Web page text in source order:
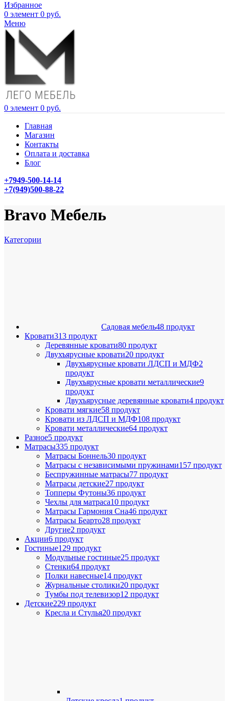
Избранное
0 элемент 0 руб.
Меню
0 элемент 0 руб.
Главная
Магазин
Контакты
Оплата и доставка
Блог
+7949-500-14-14
+7(949)500-88-22
Bravo Мебель
Категории
Садовая мебель48 продукт
Кровати313 продукт
Деревянные кровати80 продукт
Двухъярусные кровати20 продукт
Двухъярусные кровати ЛДСП и МДФ2
продукт
Двухъярусные кровати металлические9
продукт
Двухъярусные деревянные кровати4 продукт
Кровати мягкие58 продукт
Кровати из ЛДСП и МДФ108 продукт
Кровати металлические64 продукт
Разное5 продукт
Матрасы335 продукт
Матрасы Боннель30 продукт
Матрасы с независимыми пружинами157 продукт
Беспружинные матрасы77 продукт
Матрасы детские27 продукт
Топперы Футоны36 продукт
Чехлы для матраса10 продукт
Матрасы Гармония Сна46 продукт
Матрасы Беарто28 продукт
Другие2 продукт
Акции6 продукт
Гостиные129 продукт
Модульные гостиные25 продукт
Стенки64 продукт
Полки навесные14 продукт
Журнальные столики20 продукт
Тумбы под телевизор12 продукт
Детские229 продукт
Кресла и Стулья20 продукт